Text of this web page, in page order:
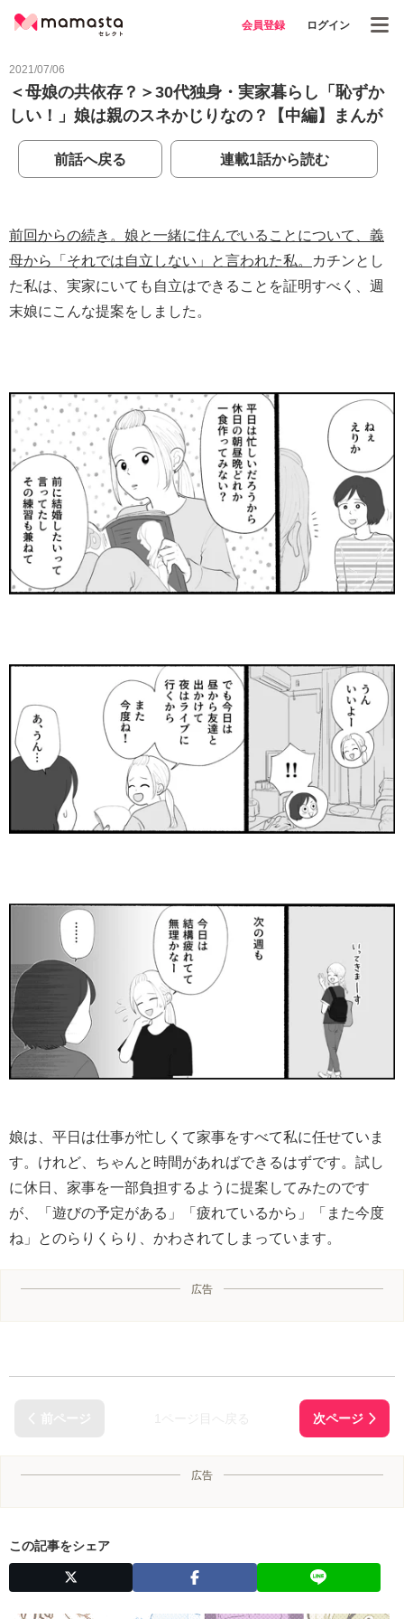
会員登録 ログイン
2021/07/06
＜母娘の共依存？＞30代独身・実家暮らし「恥ずか
しい！」娘は親のスネかじりなの？【中編】まんが
前話へ戻る 連載1話から読む
前回からの続き。娘と一緒に住んでいることについて、義
母から「それでは自立しない」と言われた私。
カチンとし
た私は、実家にいても自立はできることを証明すべく、週
末娘にこんな提案をしました。
娘は、平日は仕事が忙しくて家事をすべて私に任せていま
す。けれど、ちゃんと時間があればできるはずです。試し
に休日、家事を一部負担するように提案してみたのです
が、「遊びの予定がある」「疲れているから」「また今度
ね」とのらりくらり、かわされてしまっています。
広告
広告
この記事をシェア